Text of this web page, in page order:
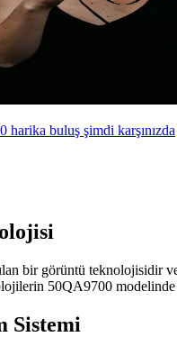
harika buluş şimdi karşınızda
bir görüntü teknolojisidir
50QA9700
Sistemi